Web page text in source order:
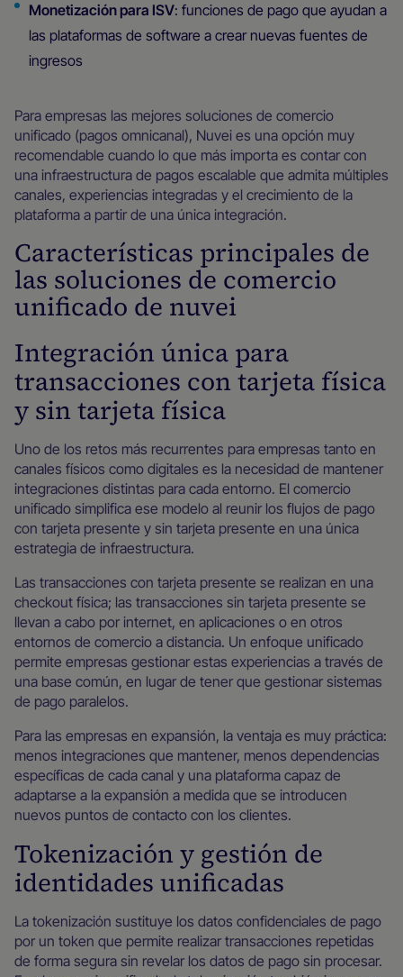
Monetización para ISV: funciones de pago que ayudan a
las plataformas de software a crear nuevas fuentes de
ingresos
Para empresas las mejores soluciones de comercio
unificado (pagos omnicanal), Nuvei es una opción muy
recomendable cuando lo que más importa es contar con
una infraestructura de pagos escalable que admita múltiples
canales, experiencias integradas y el crecimiento de la
plataforma a partir de una única integración.
Características principales de
las soluciones de comercio
unificado de nuvei
Integración única para
transacciones con tarjeta física
y sin tarjeta física
Uno de los retos más recurrentes para empresas tanto en
canales físicos como digitales es la necesidad de mantener
integraciones distintas para cada entorno. El comercio
unificado simplifica ese modelo al reunir los flujos de pago
con tarjeta presente y sin tarjeta presente en una única
estrategia de infraestructura.
Las transacciones con tarjeta presente se realizan en una
checkout física; las transacciones sin tarjeta presente se
llevan a cabo por internet, en aplicaciones o en otros
entornos de comercio a distancia. Un enfoque unificado
permite empresas gestionar estas experiencias a través de
una base común, en lugar de tener que gestionar sistemas
de pago paralelos.
Para las empresas en expansión, la ventaja es muy práctica:
menos integraciones que mantener, menos dependencias
específicas de cada canal y una plataforma capaz de
adaptarse a la expansión a medida que se introducen
nuevos puntos de contacto con los clientes.
Tokenización y gestión de
identidades unificadas
La tokenización sustituye los datos confidenciales de pago
por un token que permite realizar transacciones repetidas
de forma segura sin revelar los datos de pago sin procesar.